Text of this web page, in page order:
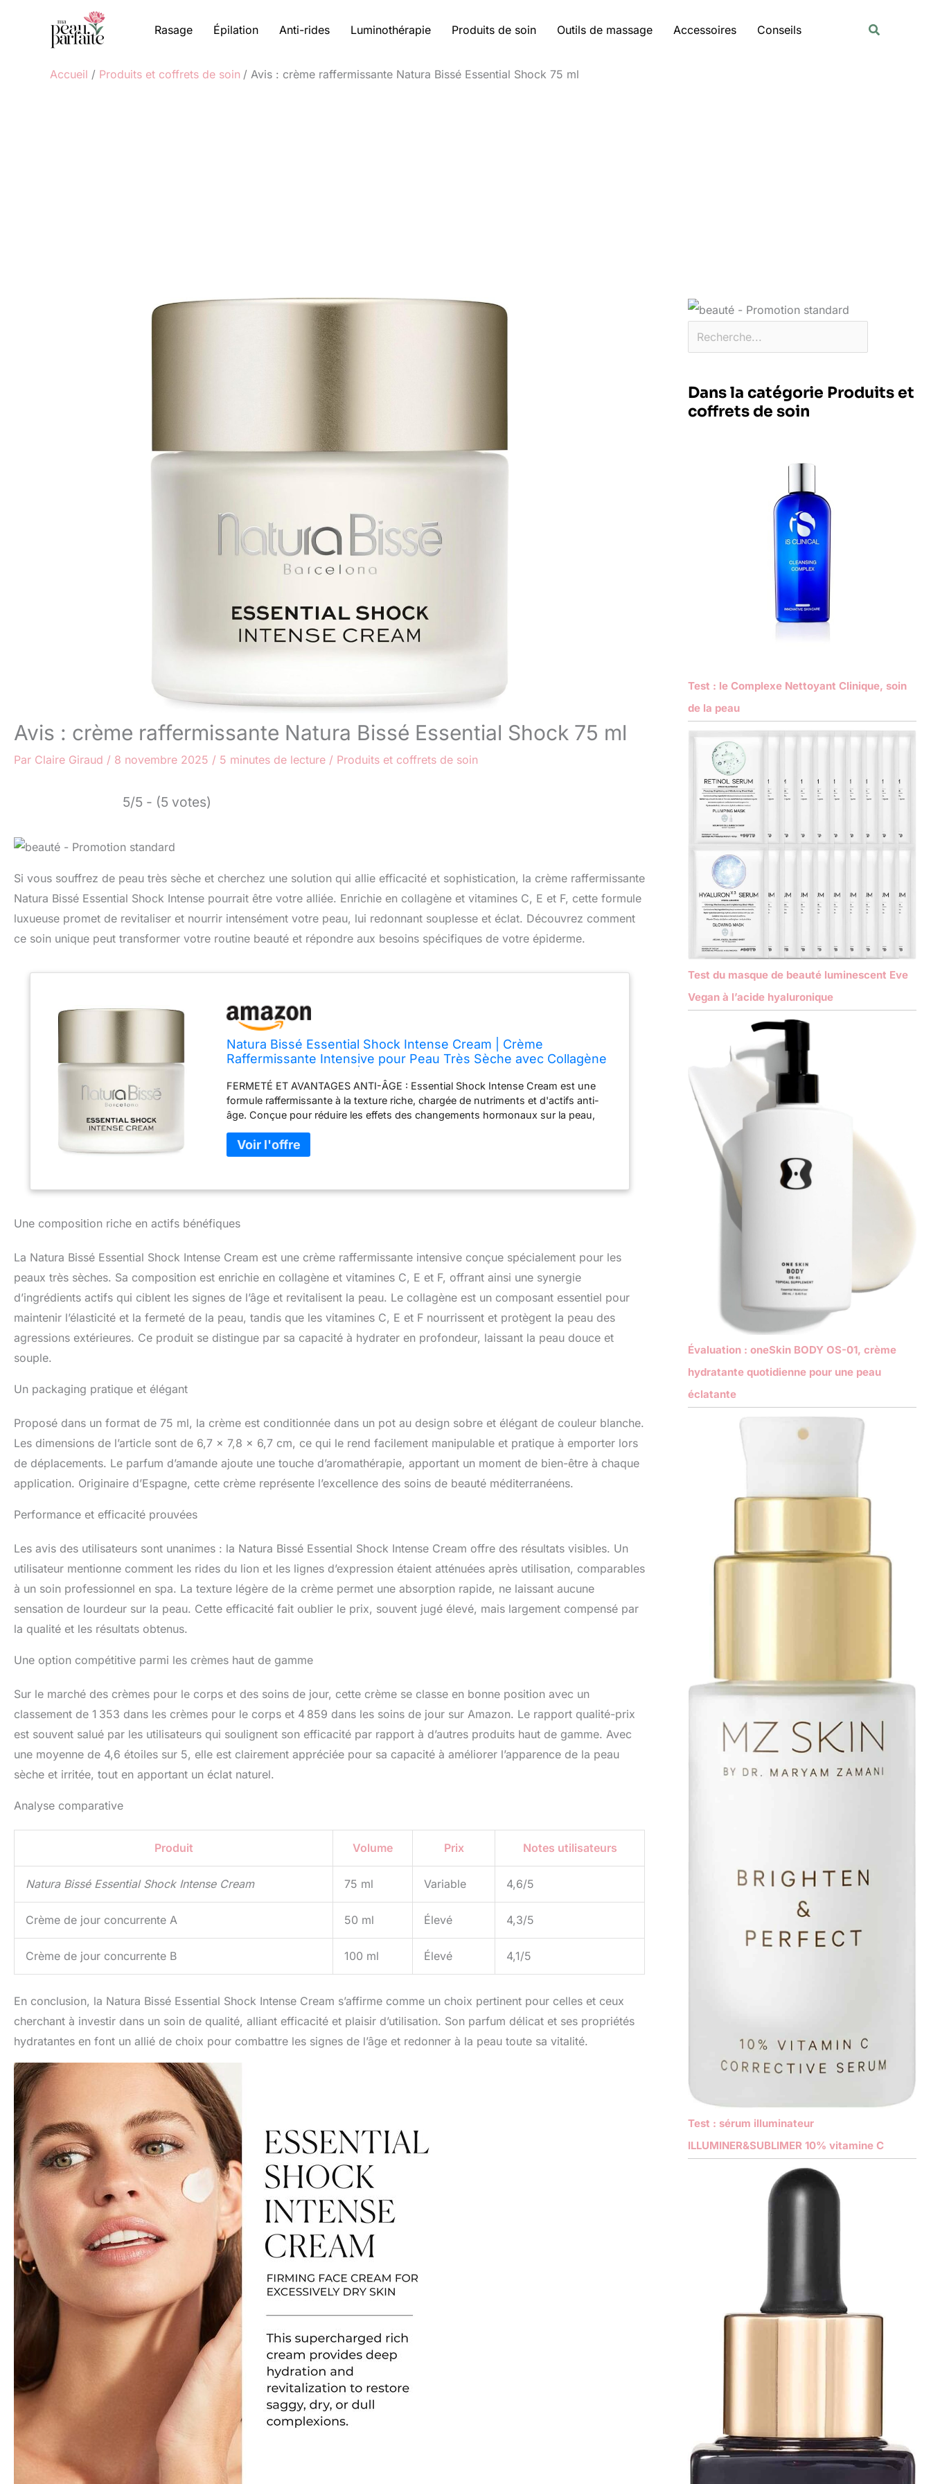
Rasage Épilation Anti-rides Luminothérapie Produits de soin Outils de massage Accessoires Conseils
Accueil Produits et coffrets de soin Avis : crème raffermissante Natura Bissé Essential Shock 75 ml
Avis : crème raffermissante Natura Bissé Essential Shock 75 ml
Par Claire Giraud / 8 novembre 2025 / 5 minutes de lecture / Produits et coffrets de soin
5/5 - (5 votes)
Si vous souffrez de peau très sèche et cherchez une solution qui allie efficacité et sophistication, la crème raffermissante
Natura Bissé Essential Shock Intense pourrait être votre alliée. Enrichie en collagène et vitamines C, E et F, cette formule
luxueuse promet de revitaliser et nourrir intensément votre peau, lui redonnant souplesse et éclat. Découvrez comment
ce soin unique peut transformer votre routine beauté et répondre aux besoins spécifiques de votre épiderme.
Natura Bissé Essential Shock Intense Cream | Crème
Raffermissante Intensive pour Peau Très Sèche avec Collagène
FERMETÉ ET AVANTAGES ANTI-ÂGE : Essential Shock Intense Cream est une
formule raffermissante à la texture riche, chargée de nutriments et d'actifs anti-
âge. Conçue pour réduire les effets des changements hormonaux sur la peau,
hydratant intensément pour lutter contre la sécheresse. Le résultat est un teint
doux, juteux et rajeuni. INGRÉDIENTS PRINCIPAUX : Combinant protéoglycanes et
atténuer les rides et les ridules et obtenir un teint plein et juteux. Sa formule
F antioxydantes offrant un résultat anti-âge supérieur. TYPE DE PEAU : Parfait
ou montrant des signes de vieillissement prématuré ou les effets de la
ménopause. Idéal pour restaurer le confort et la vitalité de la peau après exposition
Essential Shock Intense Cream chaque matin et/ou soir, après avoir nettoyé et
tonifié votre peau, et de préférence après votre sérum de traitement. Appliquez la
crème du bout des doigts, sur le visage, le cou et le décolleté. Massez doucement
jusqu'à absorption complète. SUR NATURA BISSÉ: Nous croyons que chaque
imbattables.
Une composition riche en actifs bénéfiques
La Natura Bissé Essential Shock Intense Cream est une crème raffermissante intensive conçue spécialement pour les
peaux très sèches. Sa composition est enrichie en collagène et vitamines C, E et F, offrant ainsi une synergie
d’ingrédients actifs qui ciblent les signes de l’âge et revitalisent la peau. Le collagène est un composant essentiel pour
maintenir l’élasticité et la fermeté de la peau, tandis que les vitamines C, E et F nourrissent et protègent la peau des
agressions extérieures. Ce produit se distingue par sa capacité à hydrater en profondeur, laissant la peau douce et
souple.
Un packaging pratique et élégant
Proposé dans un format de 75 ml, la crème est conditionnée dans un pot au design sobre et élégant de couleur blanche.
Les dimensions de l’article sont de 6,7 x 7,8 x 6,7 cm, ce qui le rend facilement manipulable et pratique à emporter lors
de déplacements. Le parfum d’amande ajoute une touche d’aromathérapie, apportant un moment de bien-être à chaque
application. Originaire d’Espagne, cette crème représente l’excellence des soins de beauté méditerranéens.
Performance et efficacité prouvées
Les avis des utilisateurs sont unanimes : la Natura Bissé Essential Shock Intense Cream offre des résultats visibles. Un
utilisateur mentionne comment les rides du lion et les lignes d’expression étaient atténuées après utilisation, comparables
à un soin professionnel en spa. La texture légère de la crème permet une absorption rapide, ne laissant aucune
sensation de lourdeur sur la peau. Cette efficacité fait oublier le prix, souvent jugé élevé, mais largement compensé par
la qualité et les résultats obtenus.
Une option compétitive parmi les crèmes haut de gamme
Sur le marché des crèmes pour le corps et des soins de jour, cette crème se classe en bonne position avec un
classement de 1 353 dans les crèmes pour le corps et 4 859 dans les soins de jour sur Amazon. Le rapport qualité-prix
est souvent salué par les utilisateurs qui soulignent son efficacité par rapport à d’autres produits haut de gamme. Avec
une moyenne de 4,6 étoiles sur 5, elle est clairement appréciée pour sa capacité à améliorer l’apparence de la peau
sèche et irritée, tout en apportant un éclat naturel.
Analyse comparative
Produit Volume Prix Notes utilisateurs
Natura Bissé Essential Shock Intense Cream 75 ml Variable 4,6/5
Crème de jour concurrente A 50 ml Élevé 4,3/5
Crème de jour concurrente B 100 ml Élevé 4,1/5
En conclusion, la Natura Bissé Essential Shock Intense Cream s’affirme comme un choix pertinent pour celles et ceux
cherchant à investir dans un soin de qualité, alliant efficacité et plaisir d’utilisation. Son parfum délicat et ses propriétés
hydratantes en font un allié de choix pour combattre les signes de l’âge et redonner à la peau toute sa vitalité.
Dans la catégorie Produits et
coffrets de soin
Test : le Complexe Nettoyant Clinique, soin
de la peau
Test du masque de beauté luminescent Eve
Vegan à l’acide hyaluronique
Évaluation : oneSkin BODY OS-01, crème
hydratante quotidienne pour une peau
éclatante
Test : sérum illuminateur
ILLUMINER&SUBLIMER 10% vitamine C